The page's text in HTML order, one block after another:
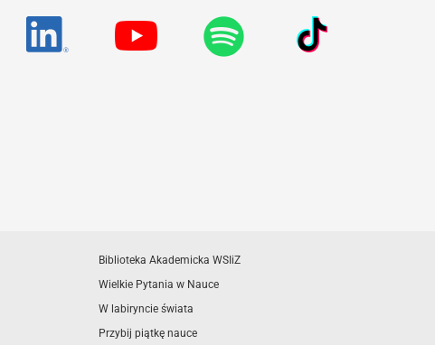
Biblioteka Akademicka WSIiZ
Wielkie Pytania w Nauce
W labiryncie świata
Przybij piątkę nauce